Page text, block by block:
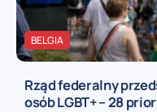
BELGIA
Rząd federalny
osób LGBT+ – 28